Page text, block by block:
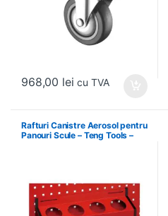
968,00 lei cu TVA
Rafturi Canistre Aerosol pentru
Panouri Scule – Teng Tools –